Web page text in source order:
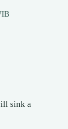
sink a